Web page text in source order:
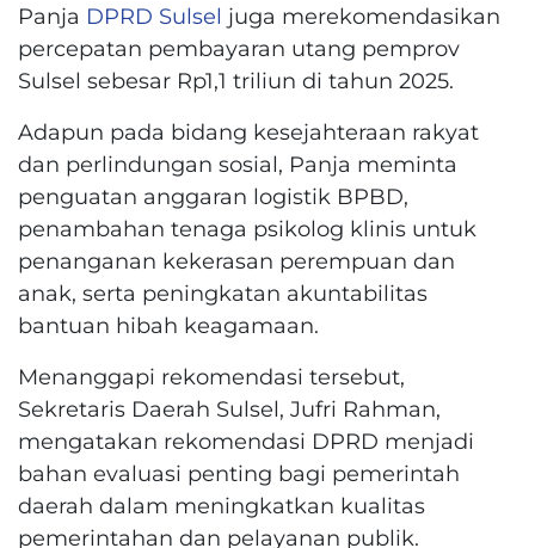
Panja DPRD Sulsel juga merekomendasikan
percepatan pembayaran utang pemprov
Sulsel sebesar Rp1,1 triliun di tahun 2025.
Adapun pada bidang kesejahteraan rakyat
dan perlindungan sosial, Panja meminta
penguatan anggaran logistik BPBD,
penambahan tenaga psikolog klinis untuk
penanganan kekerasan perempuan dan
anak, serta peningkatan akuntabilitas
bantuan hibah keagamaan.
Menanggapi rekomendasi tersebut,
Sekretaris Daerah Sulsel, Jufri Rahman,
mengatakan rekomendasi DPRD menjadi
bahan evaluasi penting bagi pemerintah
daerah dalam meningkatkan kualitas
pemerintahan dan pelayanan publik.